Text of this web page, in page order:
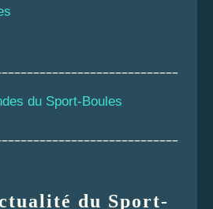
du Sport-Boules
du Sport-